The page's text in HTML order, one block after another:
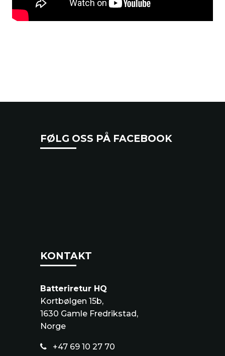
FØLG OSS PÅ FACEBOOK
KONTAKT
Batteriretur HQ
Kortbølgen 15b,
1630 Gamle Fredrikstad,
Norge
+47 69 10 27 70